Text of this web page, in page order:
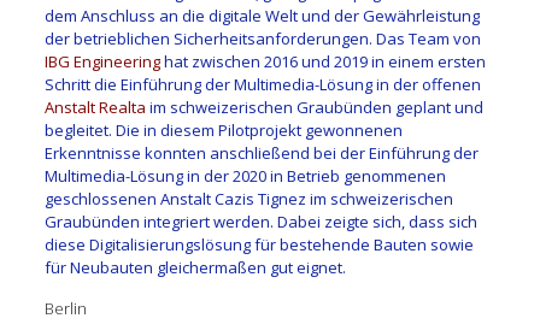
dem Anschluss an die digitale Welt und der Gewährleistung
der betrieblichen Sicherheitsanforderungen. Das Team von
IBG Engineeringhat zwischen 2016 und 2019 in einem ersten
Schritt die Einführung der Multimedia-Lösung in der offenen
Anstalt Realta im schweizerischen Graubünden geplant und
begleitet. Die in diesem Pilotprojekt gewonnenen
Erkenntnisse konnten anschließend bei der Einführung der
Multimedia-Lösung in der 2020 in Betrieb genommenen
geschlossenen Anstalt Cazis Tignez im schweizerischen
Graubünden integriert werden. Dabei zeigte sich, dass sich
diese Digitalisierungslösung für bestehende Bauten sowie
für Neubauten gleichermaßen gut eignet.
Berlin